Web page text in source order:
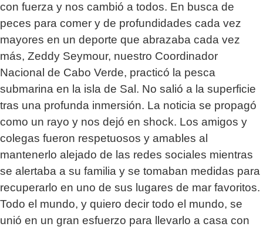
con fuerza y nos cambió a todos. En busca de
peces para comer y de profundidades cada vez
mayores en un deporte que abrazaba cada vez
más, Zeddy Seymour, nuestro Coordinador
Nacional de Cabo Verde, practicó la pesca
submarina en la isla de Sal. No salió a la superficie
tras una profunda inmersión. La noticia se propagó
como un rayo y nos dejó en shock. Los amigos y
colegas fueron respetuosos y amables al
mantenerlo alejado de las redes sociales mientras
se alertaba a su familia y se tomaban medidas para
recuperarlo en uno de sus lugares de mar favoritos.
Todo el mundo, y quiero decir todo el mundo, se
unió en un gran esfuerzo para llevarlo a casa con